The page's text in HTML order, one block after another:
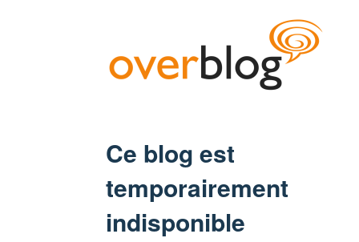
Ce blog est
temporairement
indisponible